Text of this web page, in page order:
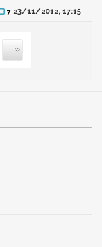
7 23/11/2012, 17:15